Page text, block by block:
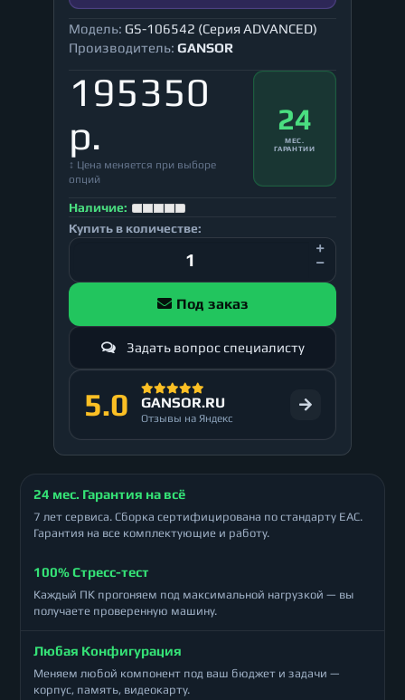
Модель: GS-106542 (Серия ADVANCED)
Производитель: GANSOR
195350
р.
↕ Цена меняется при выборе
опций
24
МЕС.
ГАРАНТИИ
Наличие:
Купить в количестве:
Под заказ
Задать вопрос специалисту
5.0 GANSOR.RU
Отзывы на Яндекс
24 мес. Гарантия на всё
7 лет сервиса. Сборка сертифицирована по стандарту ЕАС.
Гарантия на все комплектующие и работу.
100% Стресс-тест
Каждый ПК прогоняем под максимальной нагрузкой — вы
получаете проверенную машину.
Любая Конфигурация
Меняем любой компонент под ваш бюджет и задачи —
корпус, память, видеокарту.